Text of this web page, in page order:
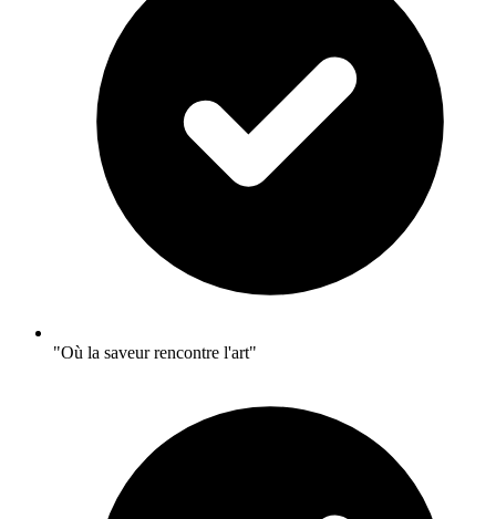
"Où la saveur rencontre l'art"